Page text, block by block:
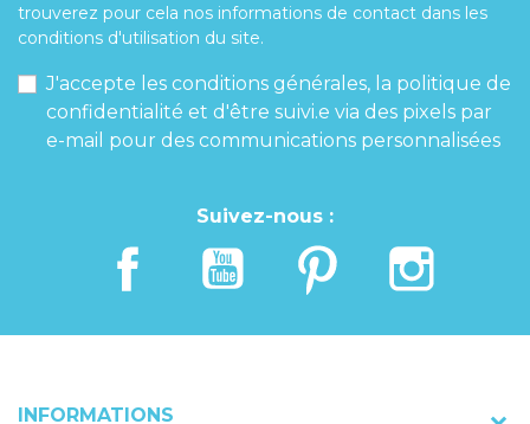
trouverez pour cela nos informations de contact dans les
conditions d'utilisation du site.
J'accepte les conditions générales, la politique de
confidentialité et d'être suivi.e via des pixels par
e-mail pour des communications personnalisées
Suivez-nous :
INFORMATIONS